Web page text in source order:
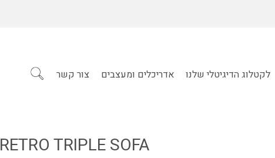
לקטלוג הדיגיטלי שלנו אדריכלים ומעצבים
צור קשר
RETRO TRIPLE SOFA